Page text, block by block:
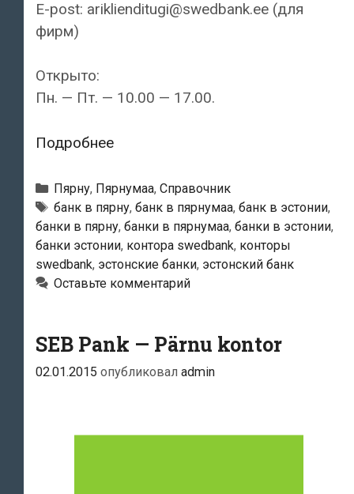
E-post: ariklienditugi@swedbank.ee (для
фирм)
Открыто:
Пн. — Пт. — 10.00 — 17.00.
ПодробнееSwedbank
Pärnu
kontor
Рубрики
Пярну, Пярнумаа, Справочник
Тэги
банк в пярну, банк в пярнумаа, банк в эстонии,
банки в пярну, банки в пярнумаа, банки в эстонии,
банки эстонии, контора swedbank, конторы
swedbank, эстонские банки, эстонский банк
Оставьте комментарий
SEB Pank — Pärnu kontor
02.01.2015 опубликовал admin